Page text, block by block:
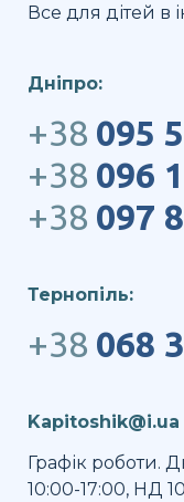
Все для дітей в
Дніпро:
+38 095
+38 096
+38 097
Тернопіль:
+38 068
Kapitoshik@i.ua
Графік роботи.
10:00-17:00, НД